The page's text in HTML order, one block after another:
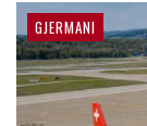
GJERMANI